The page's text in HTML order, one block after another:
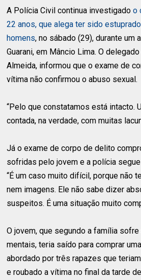
A Polícia Civil continua investigadoo
22 anos, que alega ter sido
homens, no sábado (29), durante um
Guarani, em Mâncio Lima. O
Almeida, informou que o exame de
vítima não confirmou o abuso sexual.
“Pelo que constatamos está intacto.
contada, na verdade, com muitas
Já o exame de corpo de delito
sofridas pelo jovem e a polícia
“É um caso muito difícil, porque não
nem imagens. Ele não sabe dizer
suspeitos. É uma situação muito
O jovem, que segundo a família
mentais, teria saído para comprar
abordado por três rapazes que
e roubado a vítima no final da tarde